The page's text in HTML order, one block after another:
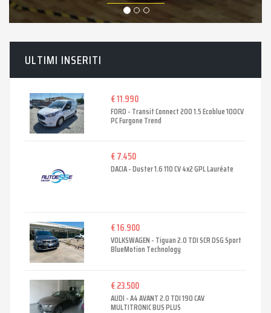
SCOPRI DI PIÙ
ULTIMI INSERITI
€ 11.990
FORD - Transit Connect 200 1.5 Ecoblue 100CV
PC Furgone Trend
€ 7.450
DACIA - Duster 1.6 110 CV 4x2 GPL Lauréate
€ 16.900
VOLKSWAGEN - Tiguan 2.0 TDI SCR DSG Sport
BlueMotion Technology
€ 23.500
AUDI - A4 AVANT 2.0 TDI 190 CAV
MULTITRONIC BUS PLUS